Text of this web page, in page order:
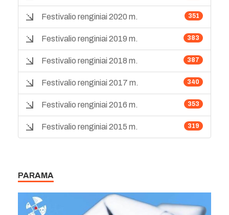
351
Festivalio renginiai 2020 m.
383
Festivalio renginiai 2019 m.
387
Festivalio renginiai 2018 m.
340
Festivalio renginiai 2017 m.
353
Festivalio renginiai 2016 m.
319
Festivalio renginiai 2015 m.
PARAMA